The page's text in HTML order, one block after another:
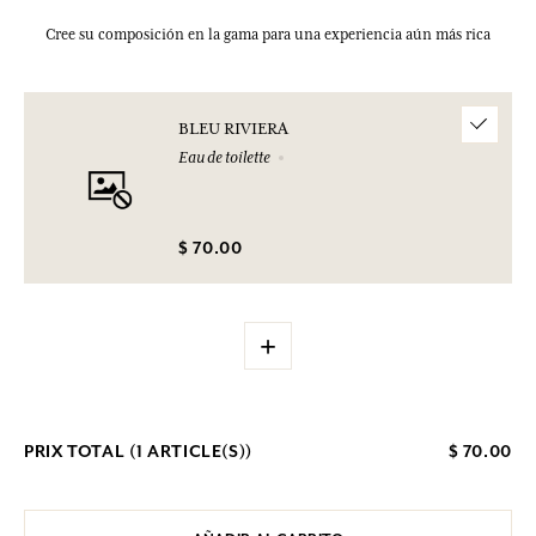
Cree su composición en la gama para una experiencia aún más rica
BLEU RIVIERA
Eau de toilette
$ 70.00
+
PRIX TOTAL (1 ARTICLE(S)) $ 70.00